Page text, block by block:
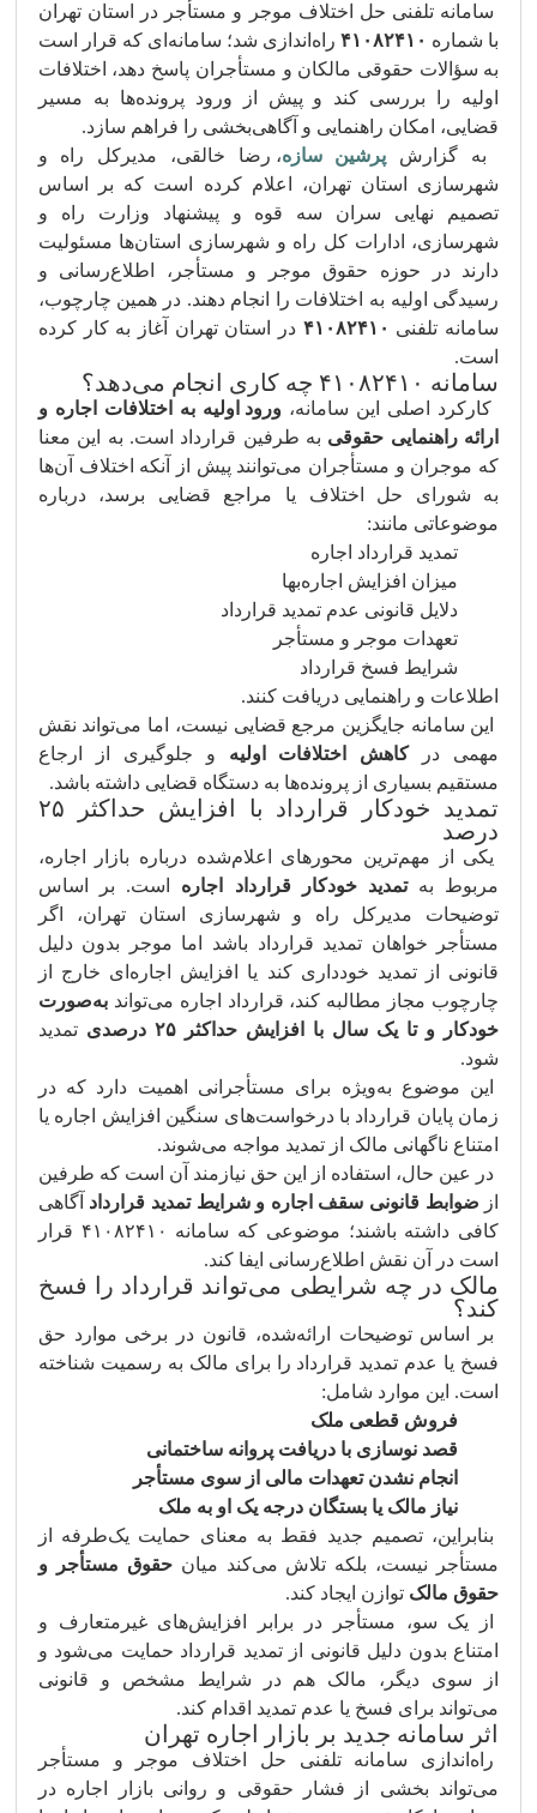
سامانه تلفنی حل اختلاف موجر و مستأجر در استان تهران
با شماره ۴۱۰۸۲۴۱۰راه‌اندازی شد؛ سامانه‌ای که قرار است
به سؤالات حقوقی مالکان و مستأجران پاسخ دهد، اختلافات
اولیه را بررسی کند و پیش از ورود پرونده‌ها به مسیر
قضایی، امکان راهنمایی و آگاهی‌بخشی را فراهم سازد.
به گزارش پرشین سازه، رضا خالقی، مدیرکل راه و
شهرسازی استان تهران، اعلام کرده است که بر اساس
تصمیم نهایی سران سه قوه و پیشنهاد وزارت راه و
شهرسازی، ادارات کل راه و شهرسازی استان‌ها مسئولیت
دارند در حوزه حقوق موجر و مستأجر، اطلاع‌رسانی و
رسیدگی اولیه به اختلافات را انجام دهند. در همین چارچوب،
سامانه تلفنی ۴۱۰۸۲۴۱۰ در استان تهران آغاز به کار کرده
است.
سامانه ۴۱۰۸۲۴۱۰ چه کاری انجام می‌دهد؟
کارکرد اصلی این سامانه،ورود اولیه به اختلافات اجاره و
ارائه راهنمایی حقوقی به طرفین قرارداد است. به این معنا
که موجران و مستأجران می‌توانند پیش از آنکه اختلاف آن‌ها
به شورای حل اختلاف یا مراجع قضایی برسد، درباره
موضوعاتی مانند:
تمدید قرارداد اجاره
میزان افزایش اجاره‌بها
دلایل قانونی عدم تمدید قرارداد
تعهدات موجر و مستأجر
شرایط فسخ قرارداد
اطلاعات و راهنمایی دریافت کنند.
این سامانه جایگزین مرجع قضایی نیست، اما می‌تواند نقش
مهمی درکاهش اختلافات اولیه و جلوگیری از ارجاع
مستقیم بسیاری از پرونده‌ها به دستگاه قضایی داشته باشد.
تمدید خودکار قرارداد با افزایش حداکثر ۲۵
درصد
یکی از مهم‌ترین محورهای اعلام‌شده درباره بازار اجاره،
مربوط بهتمدید خودکار قرارداد اجاره است. بر اساس
توضیحات مدیرکل راه و شهرسازی استان تهران، اگر
مستأجر خواهان تمدید قرارداد باشد اما موجر بدون دلیل
قانونی از تمدید خودداری کند یا افزایش اجاره‌ای خارج از
چارچوب مجاز مطالبه کند، قرارداد اجاره می‌تواندبه‌صورت
خودکار و تا یک سال با افزایش حداکثر ۲۵ درصدی
تمدید
شود.
این موضوع به‌ویژه برای مستأجرانی اهمیت دارد که در
زمان پایان قرارداد با درخواست‌های سنگین افزایش اجاره یا
امتناع ناگهانی مالک از تمدید مواجه می‌شوند.
در عین حال، استفاده از این حق نیازمند آن است که طرفین
از ضوابط قانونی سقف اجاره و شرایط تمدید قرارداد آگاهی
کافی داشته باشند؛ موضوعی که سامانه ۴۱۰۸۲۴۱۰ قرار
است در آن نقش اطلاع‌رسانی ایفا کند.
مالک در چه شرایطی می‌تواند قرارداد را فسخ
کند؟
بر اساس توضیحات ارائه‌شده، قانون در برخی موارد حق
فسخ یا عدم تمدید قرارداد را برای مالک به رسمیت شناخته
است. این موارد شامل:
فروش قطعی ملک
قصد نوسازی با دریافت پروانه ساختمانی
انجام نشدن تعهدات مالی از سوی مستأجر
نیاز مالک یا بستگان درجه یک او به ملک
بنابراین، تصمیم جدید فقط به معنای حمایت یک‌طرفه از
مستأجر نیست، بلکه تلاش می‌کند میانحقوق مستأجر و
حقوق مالک توازن ایجاد کند.
از یک سو، مستأجر در برابر افزایش‌های غیرمتعارف و
امتناع بدون دلیل قانونی از تمدید قرارداد حمایت می‌شود و
از سوی دیگر، مالک هم در شرایط مشخص و قانونی
می‌تواند برای فسخ یا عدم تمدید اقدام کند.
اثر سامانه جدید بر بازار اجاره تهران
راه‌اندازی سامانه تلفنی حل اختلاف موجر و مستأجر
می‌تواند بخشی از فشار حقوقی و روانی بازار اجاره در